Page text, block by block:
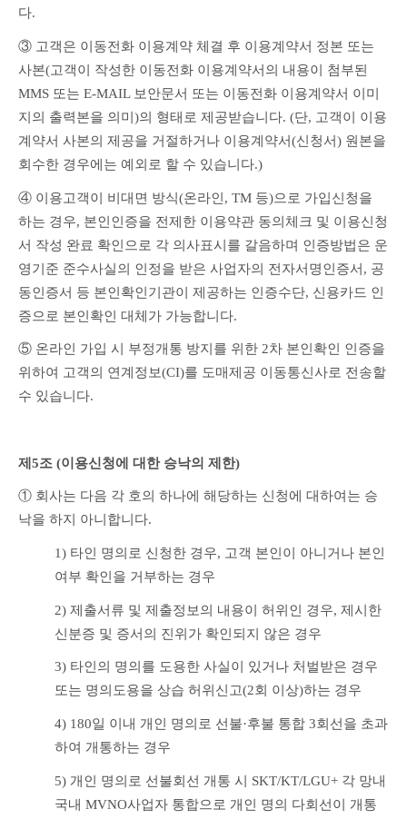
다.
③ 고객은 이동전화 이용계약 체결 후 이용계약서 정본 또는
사본(고객이 작성한 이동전화 이용계약서의 내용이 첨부된
MMS 또는 E-MAIL 보안문서 또는 이동전화 이용계약서 이미
지의 출력본을 의미)의 형태로 제공받습니다. (단, 고객이 이용
계약서 사본의 제공을 거절하거나 이용계약서(신청서) 원본을
회수한 경우에는 예외로 할 수 있습니다.)
④ 이용고객이 비대면 방식(온라인, TM 등)으로 가입신청을
하는 경우, 본인인증을 전제한 이용약관 동의체크 및 이용신청
서 작성 완료 확인으로 각 의사표시를 갈음하며 인증방법은 운
영기준 준수사실의 인정을 받은 사업자의 전자서명인증서, 공
동인증서 등 본인확인기관이 제공하는 인증수단, 신용카드 인
증으로 본인확인 대체가 가능합니다.
⑤ 온라인 가입 시 부정개통 방지를 위한 2차 본인확인 인증을
위하여 고객의 연계정보(CI)를 도매제공 이동통신사로 전송할
수 있습니다.
제5조 (이용신청에 대한 승낙의 제한)
① 회사는 다음 각 호의 하나에 해당하는 신청에 대하여는 승
낙을 하지 아니합니다.
1) 타인 명의로 신청한 경우, 고객 본인이 아니거나 본인
여부 확인을 거부하는 경우
2) 제출서류 및 제출정보의 내용이 허위인 경우, 제시한
신분증 및 증서의 진위가 확인되지 않은 경우
3) 타인의 명의를 도용한 사실이 있거나 처벌받은 경우
또는 명의도용을 상습 허위신고(2회 이상)하는 경우
4) 180일 이내 개인 명의로 선불·후불 통합 3회선을 초과
하여 개통하는 경우
5) 개인 명의로 선불회선 개통 시 SKT/KT/LGU+ 각 망내
국내 MVNO사업자 통합으로 개인 명의 다회선이 개통